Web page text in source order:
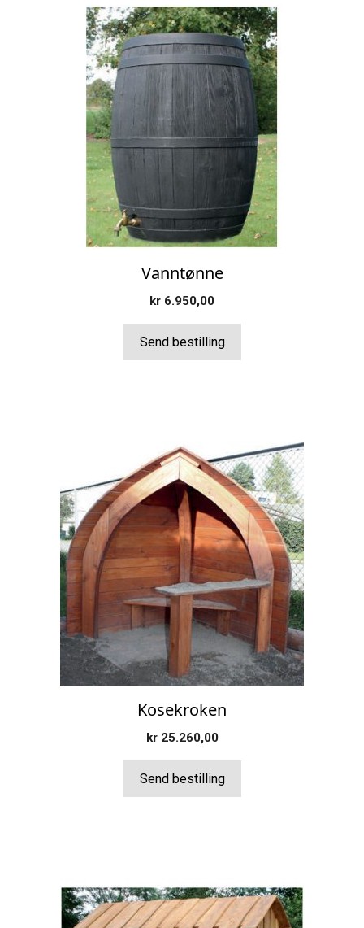
Vanntønne
kr 6.950,00
Send bestilling
Kosekroken
kr25.260,00
Send bestilling